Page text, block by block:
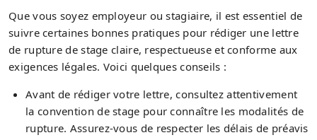
Que vous soyez employeur ou stagiaire, il est essentiel de
suivre certaines bonnes pratiques pour rédiger une lettre
de rupture de stage claire, respectueuse et conforme aux
exigences légales. Voici quelques conseils :
Avant de rédiger votre lettre, consultez attentivement
la convention de stage pour connaître les modalités de
rupture. Assurez-vous de respecter les délais de préavis